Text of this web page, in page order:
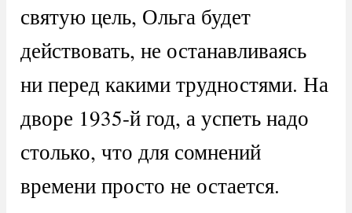
святую цель, Ольга будет
действовать, не останавливаясь
ни перед какими трудностями. На
дворе 1935-й год, а успеть надо
столько, что для сомнений
времени просто не остается.